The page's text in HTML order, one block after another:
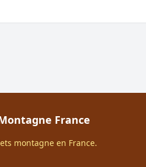
France
montagne en France.